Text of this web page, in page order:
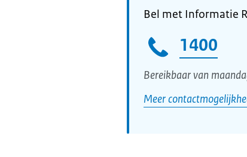
Bel met Informatie
1400
Bereikbaar van
Meer